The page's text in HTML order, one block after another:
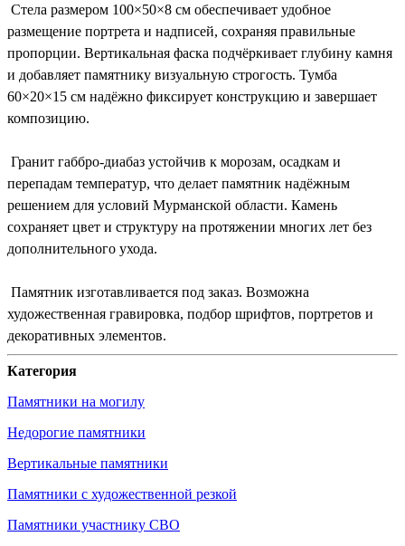
Стела размером 100×50×8 см обеспечивает удобное
размещение портрета и надписей, сохраняя правильные
пропорции. Вертикальная фаска подчёркивает глубину камня
и добавляет памятнику визуальную строгость. Тумба
60×20×15 см надёжно фиксирует конструкцию и завершает
композицию.
Гранит габбро-диабаз устойчив к морозам, осадкам и
перепадам температур, что делает памятник надёжным
решением для условий Мурманской области. Камень
сохраняет цвет и структуру на протяжении многих лет без
дополнительного ухода.
Памятник изготавливается под заказ. Возможна
художественная гравировка, подбор шрифтов, портретов и
декоративных элементов.
Категория
Памятники на могилу
Недорогие памятники
Вертикальные памятники
Памятники с художественной резкой
Памятники участнику СВО